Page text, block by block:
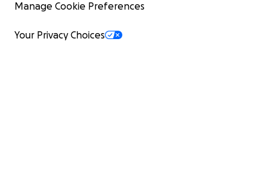
Manage Cookie Preferences
Your Privacy Choices